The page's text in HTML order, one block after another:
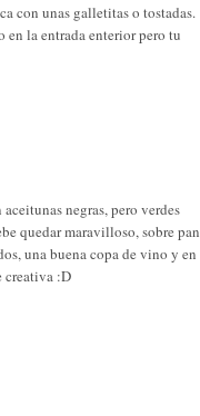
con unas galletitas o tostadas.
en la entrada enterior pero tu
negras, pero verdes
quedar maravilloso, sobre pan
una buena copa de vino y en
creativa :D